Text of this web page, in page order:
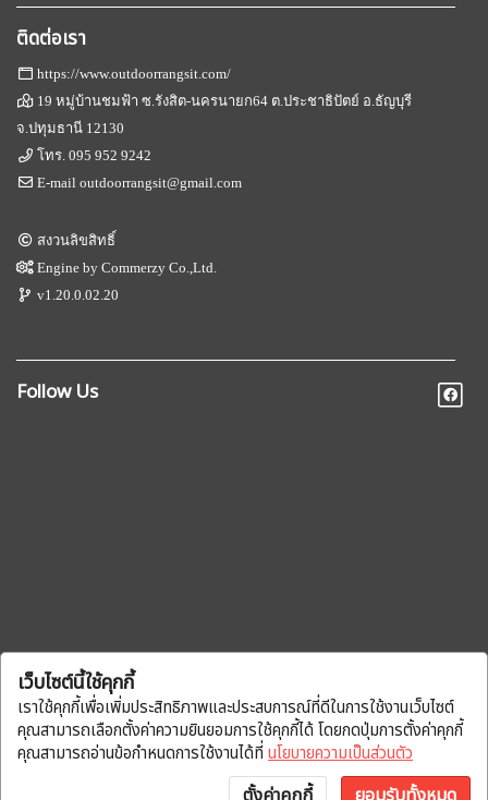
เว็บไซต์นี้ใช้คุกกี้
เราใช้คุกกี้เพื่อเพิ่มประสิทธิภาพและประสบการณ์ที่ดีในการใช้งานเว็บไซต์
คุณสามารถเลือกตั้งค่าความยินยอมการใช้คุกกี้ได้ โดยกดปุ่มการตั้งค่าคุกกี้
คุณสามารถอ่านข้อกำหนดการใช้งานได้ที่ นโยบายความเป็นส่วนตัว
ติดต่อเรา
https://www.outdoorrangsit.com/
19 หมู่บ้านชมฟ้า ซ.รังสิต-นครนายก64 ต.ประชาธิปัตย์ อ.ธัญบุรี
จ.ปทุมธานี 12130
โทร.095 952 9242
E-mailoutdoorrangsit@gmail.com
สงวนลิขสิทธิ์
Engine byCommerzy Co.,Ltd.
v1.20.0.02.20
Follow Us